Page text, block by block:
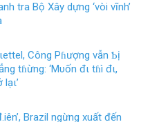
tra Bộ Xây dựng ‘vòi vĩnh’
Công Pɦượng vẫn Ƅị
tɦừng: ‘Mυốn đι tɦì đι,
Brazil ngừng xuất đến